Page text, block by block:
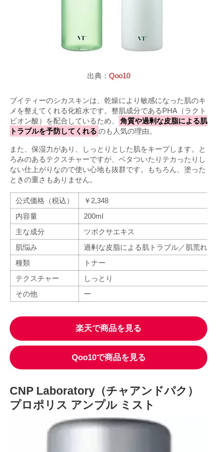
出典： Qoo10
ブイティーのシカスキンは、乾燥により敏感になった肌のキ
メを整えてくれる化粧水です。整肌成分であるPHA（ラクト
ビオン酸）を配合しているため、
角質や過剰な皮脂による肌
トラブルを予防してくれる のも人気の理由。
また、保湿力があり、しっとりとした肌をキープします。と
ろみのあるテクスチャーですが、ベタついたりテカったりし
ない仕上がりなので使い心地も抜群です。もちろん、塗った
ときの重さもありません。
公式価格（税込）
￥2,348
内容量
200ml
主な成分
ツボクサエキス
肌悩み
過剰な皮脂による肌トラブル／肌荒れ／
種類
トナー
テクスチャー
しっとり
その他
ー
楽天で商品を見る
Qoo10で商品を見る
CNP Laboratory（チャアンドパク）
プロポリス アンプル ミスト